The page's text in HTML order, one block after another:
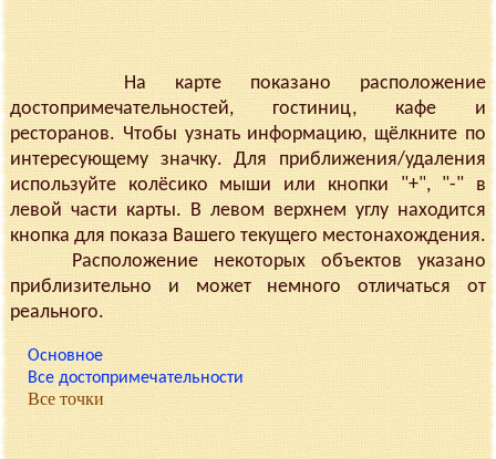
На карте показано расположение
достопримечательностей, гостиниц, кафе и
ресторанов. Чтобы узнать информацию, щёлкните по
интересующему значку. Для приближения/удаления
используйте колёсико мыши или кнопки "+", "-" в
левой части карты. В левом верхнем углу находится
кнопка для показа Вашего текущего местонахождения.
Расположение некоторых объектов указано
приблизительно и может немного отличаться от
реального.
Основное
Все достопримечательности
Все точки